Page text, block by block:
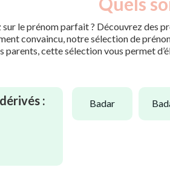
sur le prénom parfait ? Découvrez des
convaincu, notre sélection de
parents, cette sélection vous permet
: badar